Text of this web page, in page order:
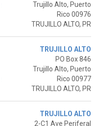
Trujillo Alto, Puerto
Rico 00976
TRUJILLO ALTO, PR
TRUJILLO ALTO
PO Box 846
Trujillo Alto, Puerto
Rico 00977
TRUJILLO ALTO, PR
TRUJILLO ALTO
2-C1 Ave Periferal